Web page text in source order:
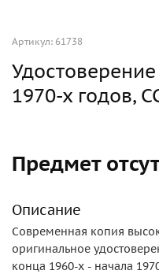
Артикул: 61738
1970-х годов,
Предмет
Описание
Современная копия
оригинальное
конца 1960-х - начала